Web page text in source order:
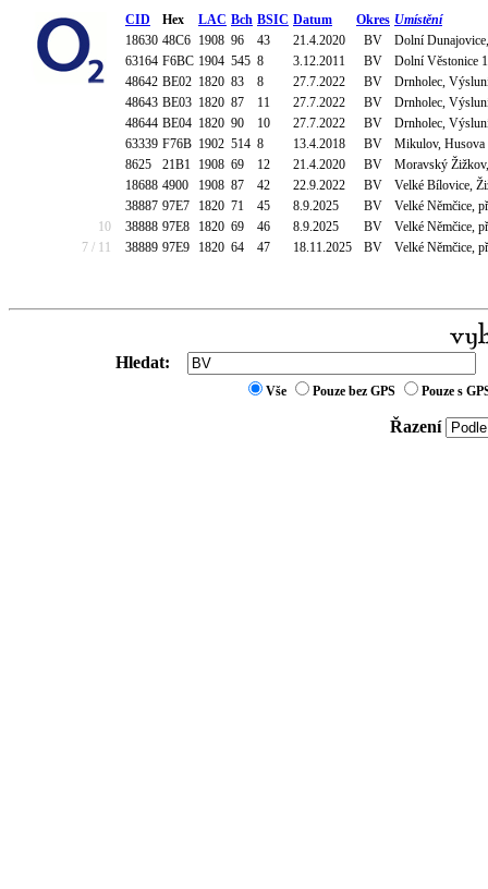
CID Hex LAC Bch BSIC Datum Okres Umístění
18630 48C6 1908 96 43 21.4.2020 BV
Dolní
63164 F6BC 1904 545 8 3.12.2011 BV
Dolní Věstonice
48642 BE02 1820 83 8 27.7.2022 BV
Drnholec,
48643 BE03 1820 87 11 27.7.2022 BV
Drnholec,
48644 BE04 1820 90 10 27.7.2022 BV
Drnholec,
63339 F76B 1902 514 8 13.4.2018 BV
Mikulov, Husova
8625
21B1 1908 69 12 21.4.2020 BV
Moravský
18688 4900 1908 87 42 22.9.2022 BV
Velké Bílovice,
38887 97E7 1820 71 45 8.9.2025 BV
Velké Němčice,
10
38888 97E8 1820 69 46 8.9.2025 BV
Velké Němčice,
7 / 11
38889 97E9 1820 64 47 18.11.2025 BV Velké Němčice,
Hledat:
Vše Pouze bez GPS Pouze s
Řazení